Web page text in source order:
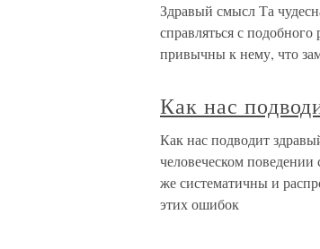
Здравый смысл Та
справляться с
привычны к нему, что
Как нас
Как нас подводит
человеческом
же систематичны и
этих ошибок